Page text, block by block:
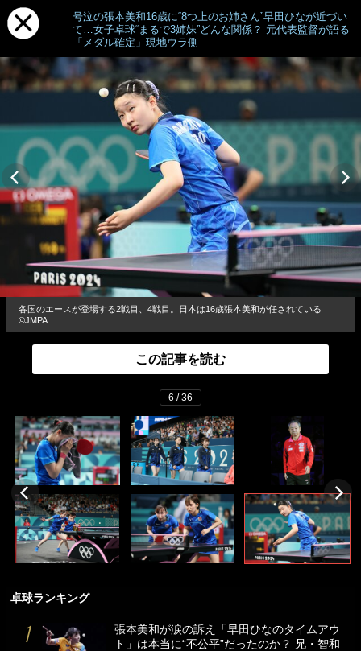
号泣の張本美和16歳に“8つ上のお姉さん”早田ひなが近づい
て…女子卓球“まるで3姉妹”どんな関係？ 元代表監督が語る
「メダル確定」現地ウラ側
各国のエースが登場する2戦目、4戦目。日本は16歳張本美和が任されている
©JMPA
この記事を読む
6 / 36
卓球ランキング
張本美和が涙の訴え「早田ひなのタイムアウ
ト」は本当に“不公平”だったのか？ 兄・智和